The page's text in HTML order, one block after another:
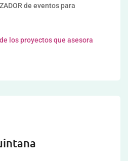
de eventos para
los proyectos que asesora